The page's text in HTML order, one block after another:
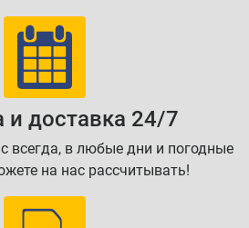
и доставка 24/7
всегда, в любые дни и погодные
на нас рассчитывать!